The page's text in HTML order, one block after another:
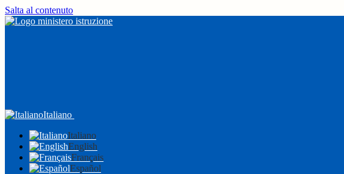
Salta al contenuto
Italiano
Italiano
English
Français
Español